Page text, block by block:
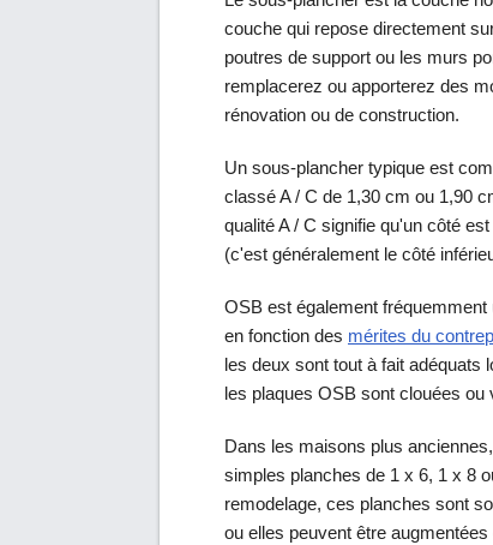
couche qui repose directement
poutres de support ou les murs
remplacerez ou apporterez des
rénovation ou de construction.
Un sous-plancher typique est
classé A / C de 1,30 cm ou 1,90
qualité A / C signifie qu'un côté
(c'est généralement le côté
OSB est également
en fonction des mérites du
les deux sont tout à fait adéquats
les plaques OSB sont clouées
Dans les maisons plus
simples planches de 1 x 6, 1 x 8
remodelage, ces planches sont
ou elles peuvent être